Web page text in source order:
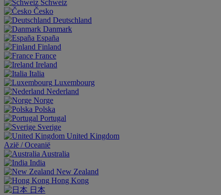
Schweiz
Česko
Deutschland
Danmark
España
Finland
France
Ireland
Italia
Luxembourg
Nederland
Norge
Polska
Portugal
Sverige
United Kingdom
Aziё / Oceaniё
Australia
India
New Zealand
Hong Kong
日本